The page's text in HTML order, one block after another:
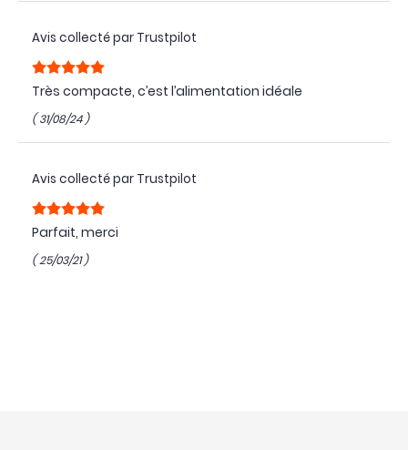
Avis collecté par Trustpilot
Très compacte, c’est l’alimentation idéale
( 31/08/24 )
Avis collecté par Trustpilot
Parfait, merci
( 25/03/21 )